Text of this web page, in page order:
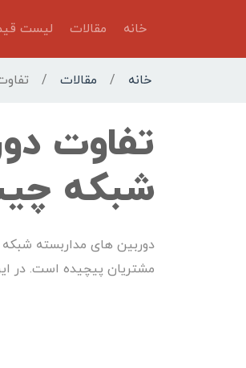
خانه مقالات لیست
خانه / مقالات /
تفاوت
شبکه
دوربین های مداربسته
مشتریان پیچیده است. در